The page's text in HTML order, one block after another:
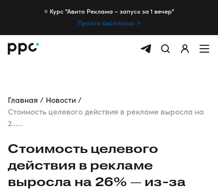
⭐️ Курс "Авито Реклама – запуск за 1 вечер"
Пройти бесплатно
Главная
Новости
Стоимость целевого действия в рекламе выросла на
2......
Стоимость целевого
действия в рекламе
выросла на 26% — из-за